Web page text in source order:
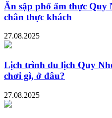
Ăn sập phố ẩm thực Quy
chân thực khách
27.08.2025
Lịch trình du lịch Quy
chơi gì, ở đâu?
27.08.2025